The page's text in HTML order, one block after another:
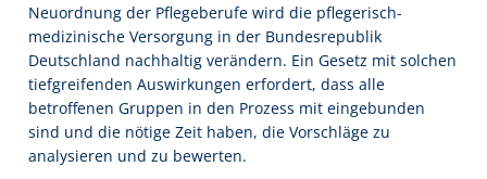
Neuordnung der Pflegeberufe wird die pflegerisch-
medizinische Versorgung in der Bundesrepublik
Deutschland nachhaltig verändern. Ein Gesetz mit solchen
tiefgreifenden Auswirkungen erfordert, dass alle
betroffenen Gruppen in den Prozess mit eingebunden
sind und die nötige Zeit haben, die Vorschläge zu
analysieren und zu bewerten.